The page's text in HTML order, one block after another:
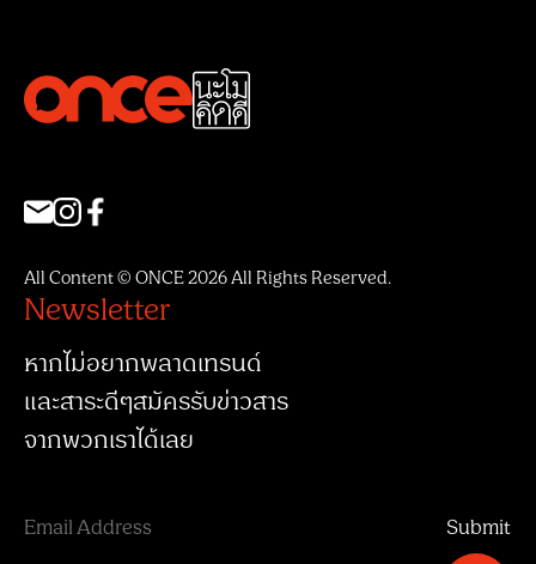
All Content © ONCE 2026 All Rights Reserved.
Newsletter
หากไม่อยากพลาดเทรนด์
และสาระดีๆสมัครรับข่าวสาร
จากพวกเราได้เลย